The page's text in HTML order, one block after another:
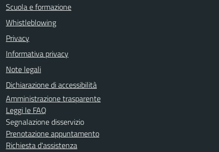
Scuola e formazione
Whistleblowing
Privacy
Informativa privacy
Note legali
Dichiarazione di accessibilità
Amministrazione trasparente
Leggi le FAQ
Segnalazione disservizio
Prenotazione appuntamento
Richiesta d'assistenza